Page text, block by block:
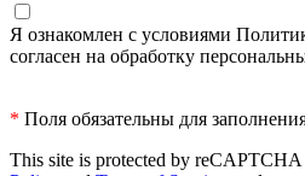
Я ознакомлен с условиями
согласен на обработку
* Поля обязательны для
This site is protected by reCAPTCHA